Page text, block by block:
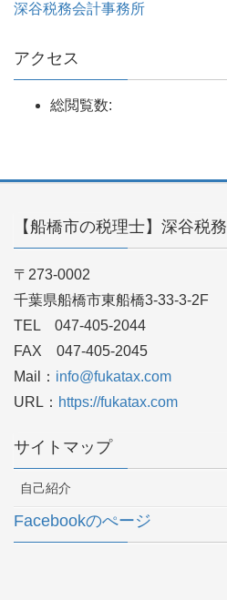
深谷税務会計事務所
アクセス
総閲覧数:
【船橋市の税理士】深谷税
〒273-0002
千葉県船橋市東船橋3-33-3-2F
TEL 047-405-2044
FAX 047-405-2045
Mail： info@fukatax.com
URL： https://fukatax.com
サイトマップ
自己紹介
Facebookのぺージ